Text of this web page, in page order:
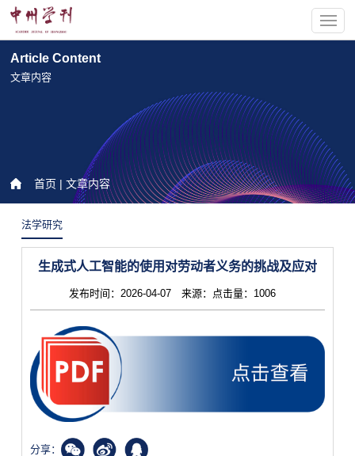
Article Content
文章内容
首页 | 文章内容
法学研究
生成式人工智能的使用对劳动者义务的挑战及应对
发布时间：2026-04-07 来源：点击量：1006
分享：